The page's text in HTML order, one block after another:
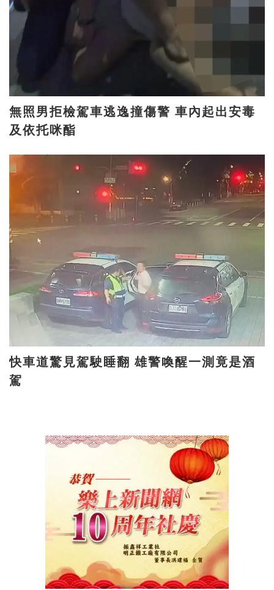
無照男拒檢駕車逃逸撞傷警 車內起出安毒
及依托咪酯
快車道驚見駕駛睡翻 雄警喚醒一測竟是酒
駕